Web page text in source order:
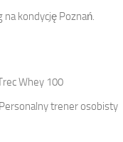
kondycję Poznań.
Whey 100
trener osobisty